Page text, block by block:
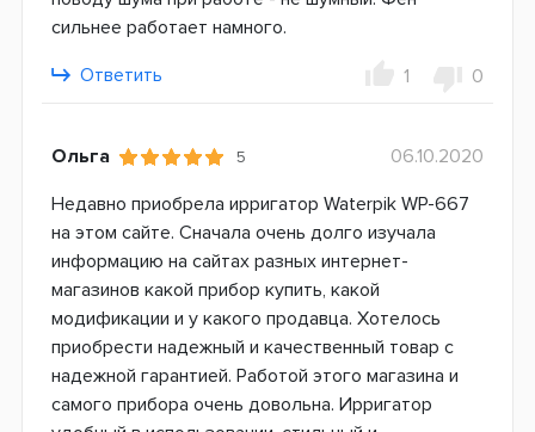
сильнее работает намного.
Ответить
1 0
Ольга 5
06.10.2020
Недавно приобрела ирригатор Waterpik WP-667
на этом сайте. Сначала очень долго изучала
информацию на сайтах разных интернет-
магазинов какой прибор купить, какой
модификации и у какого продавца. Хотелось
приобрести надежный и качественный товар с
надежной гарантией. Работой этого магазина и
самого прибора очень довольна. Ирригатор